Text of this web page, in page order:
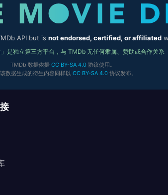
API but is not endorsed, certified, or affiliated
」是独立第三方平台，与 TMDb 无任何隶属、赞助或合作关系
TMDb 数据依据 CC BY-SA 4.0协议使用。
数据生成的衍生内容同样以 CC BY-SA 4.0协议发布。